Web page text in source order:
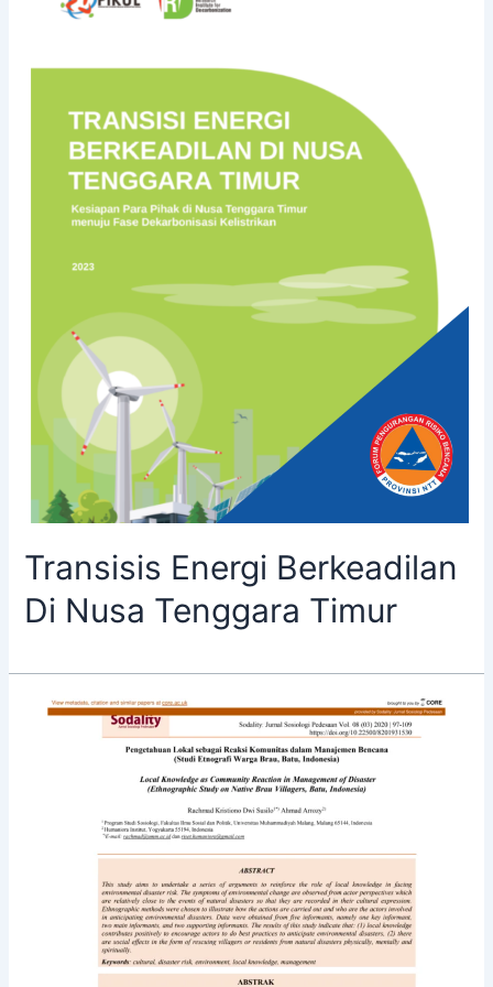
Transisis Energi Berkeadilan
Di Nusa Tenggara Timur